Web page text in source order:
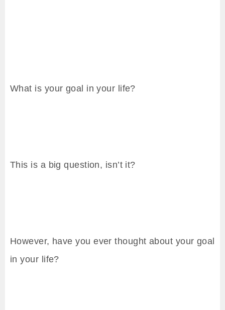
What is your goal in your life?
This is a big question, isn’t it?
However, have you ever thought about your goal
in your life?